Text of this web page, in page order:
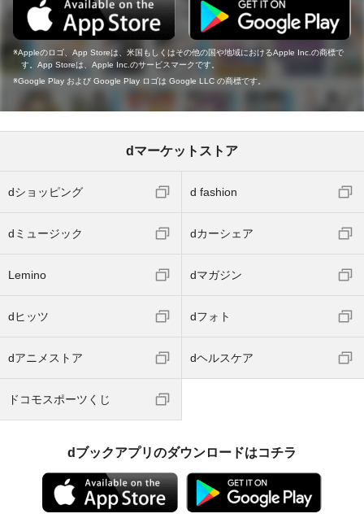
Appleのロゴ、App Storeは、米国もしくはその他の国や地域におけるApple Inc.の商標で
す。App Storeは、Apple Inc.のサービスマークです。
Google Play および Google Play ロゴは Google LLC の商標です。
dマーケットストア
dショッピング d fashion
dミュージック dカーシェア
Lemino dマガジン
dヒッツ dフォト
dアニメストア dヘルスケア
ドコモスポーツくじ
dブックアプリのダウンロードはコチラ